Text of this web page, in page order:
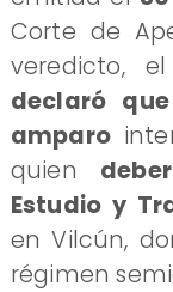
Corte de
veredicto,
declaró
amparo
quien
Estudio y
en Vilcún,
régimen